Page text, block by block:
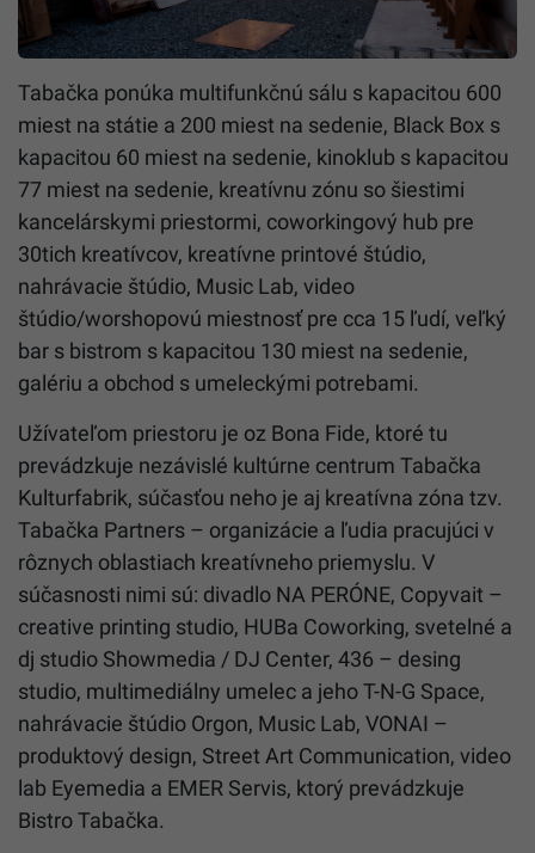
Tabačka ponúka multifunkčnú sálu s kapacitou 600
miest na státie a 200 miest na sedenie, Black Box s
kapacitou 60 miest na sedenie, kinoklub s kapacitou
77 miest na sedenie, kreatívnu zónu so šiestimi
kancelárskymi priestormi, coworkingový hub pre
30tich kreatívcov, kreatívne printové štúdio,
nahrávacie štúdio, Music Lab, video
štúdio/worshopovú miestnosť pre cca 15 ľudí, veľký
bar s bistrom s kapacitou 130 miest na sedenie,
galériu a obchod s umeleckými potrebami.
Užívateľom priestoru je oz Bona Fide, ktoré tu
prevádzkuje nezávislé kultúrne centrum Tabačka
Kulturfabrik, súčasťou neho je aj kreatívna zóna tzv.
Tabačka Partners – organizácie a ľudia pracujúci v
rôznych oblastiach kreatívneho priemyslu. V
súčasnosti nimi sú: divadlo NA PERÓNE, Copyvait –
creative printing studio, HUBa Coworking, svetelné a
dj studio Showmedia / DJ Center, 436 – desing
studio, multimediálny umelec a jeho T-N-G Space,
nahrávacie štúdio Orgon, Music Lab, VONAI –
produktový design, Street Art Communication, video
lab Eyemedia a EMER Servis, ktorý prevádzkuje
Bistro Tabačka.